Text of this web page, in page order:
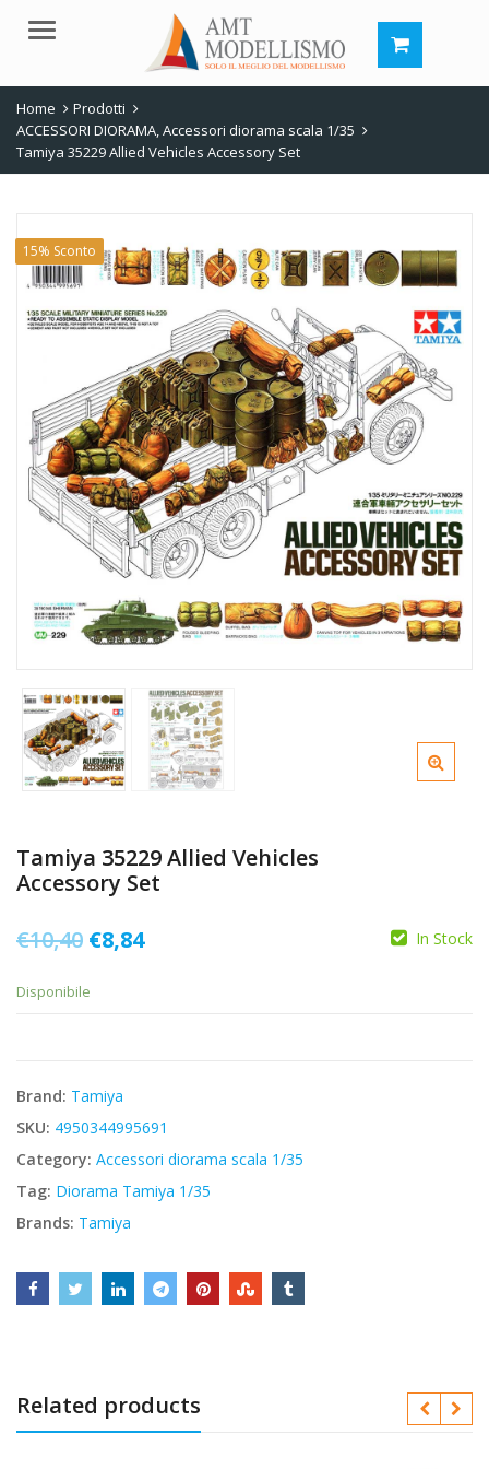
Menu
Home
Prodotti
ACCESSORI DIORAMA,Accessori diorama scala 1/35
Tamiya 35229 Allied Vehicles Accessory Set
15% Sconto
Tamiya 35229 Allied Vehicles
Accessory Set
€10,40 Il
€8,84Il
In Stock
Disponibile
Brand: Tamiya
SKU: 4950344995691
Category: Accessori diorama scala 1/35
Tag: Diorama Tamiya 1/35
Brands: Tamiya
Related products